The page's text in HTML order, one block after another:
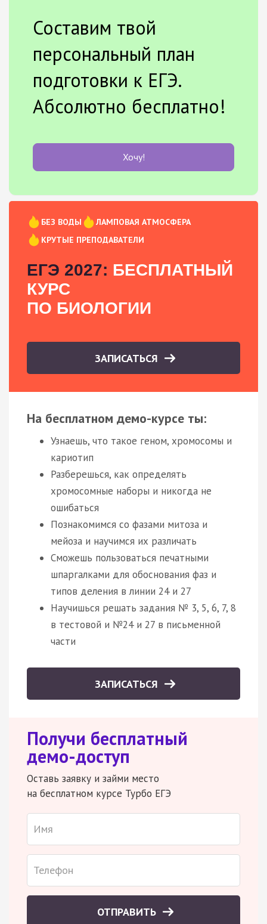
Составим твой
персональный план
подготовки к ЕГЭ.
Абсолютно бесплатно!
Хочу!
БЕЗ ВОДЫ
ЛАМПОВАЯ АТМОСФЕРА
КРУТЫЕ ПРЕПОДАВАТЕЛИ
ЕГЭ 2027: БЕСПЛАТНЫЙ
КУРС
ПО БИОЛОГИИ
ЗАПИСАТЬСЯ
На бесплатном демо-курсе ты:
Узнаешь, что такое геном, хромосомы и
кариотип
Разберешься, как определять
хромосомные наборы и никогда не
ошибаться
Познакомимся со фазами митоза и
мейоза и научимся их различать
Сможешь пользоваться печатными
шпаргалками для обоснования фаз и
типов деления в линии 24 и 27
Научишься решать задания № 3, 5, 6, 7, 8
в тестовой и №24 и 27 в письменной
части
ЗАПИСАТЬСЯ
Получи бесплатный
демо-доступ
Оставь заявку и займи место
на бесплатном курсе Турбо ЕГЭ
ОТПРАВИТЬ